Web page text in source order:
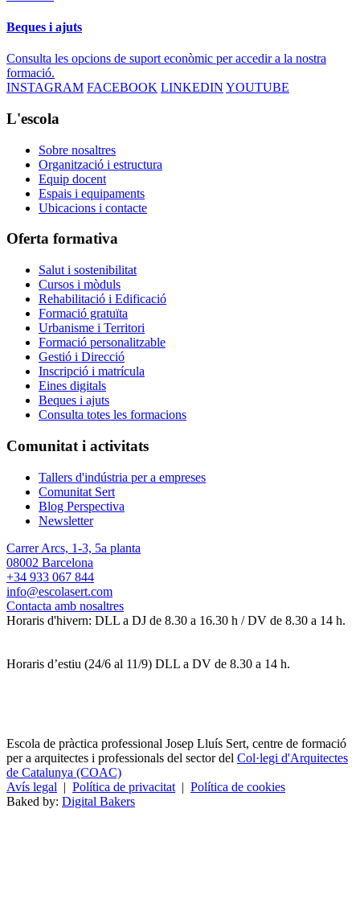
Beques i ajuts
Consulta les opcions de suport econòmic per accedir a la nostra
formació.
INSTAGRAM FACEBOOK LINKEDIN YOUTUBE
L'escola
Sobre nosaltres
Organització i estructura
Equip docent
Espais i equipaments
Ubicacions i contacte
Oferta formativa
Salut i sostenibilitat
Cursos i mòduls
Rehabilitació i Edificació
Formació gratuïta
Urbanisme i Territori
Formació personalitzable
Gestió i Direcció
Inscripció i matrícula
Eines digitals
Beques i ajuts
Consulta totes les formacions
Comunitat i activitats
Tallers d'indústria per a empreses
Comunitat Sert
Blog Perspectiva
Newsletter
Carrer Arcs, 1-3, 5a planta
08002 Barcelona
+34 933 067 844
info@escolasert.com
Contacta amb nosaltres
Horaris d'hivern: DLL a DJ de 8.30 a 16.30 h / DV de 8.30 a 14 h.
Horaris d’estiu (24/6 al 11/9) DLL a DV de 8.30 a 14 h.
Escola de pràctica professional Josep Lluís Sert, centre de formació
per a arquitectes i professionals del sector del Col·legi d'Arquitectes
de Catalunya (COAC)
Avís legal | Política de privacitat | Política de cookies
Baked by: Digital Bakers